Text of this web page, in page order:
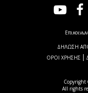
Copyright
All rights
ΔΗΛΩΣΗ
ΟΡΟΙ ΧΡΗΣΗΣ